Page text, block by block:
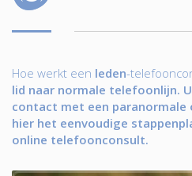
Hoe werkt een leden-
lid naar normale telefoonlijn.
contact met een paranormale
hier het eenvoudige
online telefoonconsult.